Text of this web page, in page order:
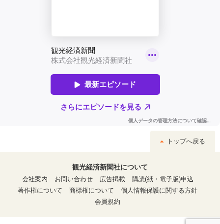
トップへ戻る
観光経済新聞社について
会社案内
お問い合わせ 広告掲載
購読(紙・電子版)申込
著作権について
商標権について
個人情報保護に関する方針
会員規約